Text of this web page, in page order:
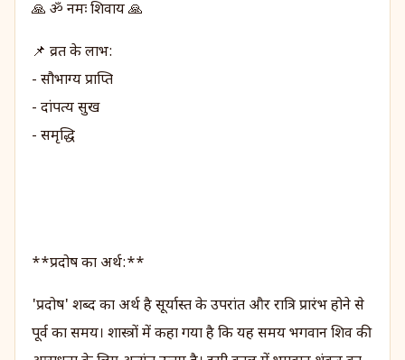
🙏 ॐ नमः शिवाय 🙏
📌 व्रत के लाभ:
- सौभाग्य प्राप्ति
- दांपत्य सुख
- समृद्धि
**प्रदोष का अर्थ:**
'प्रदोष' शब्द का अर्थ है सूर्यास्त के उपरांत और रात्रि प्रारंभ होने से
पूर्व का समय। शास्त्रों में कहा गया है कि यह समय भगवान शिव की